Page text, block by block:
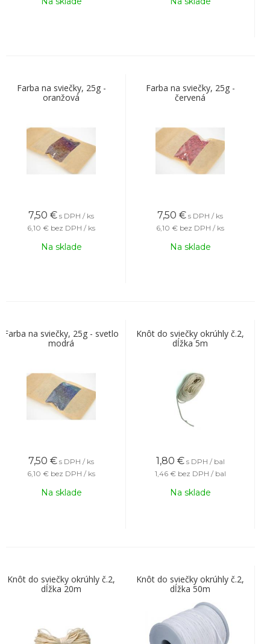
Farba na sviečky, 25g -
oranžová
7,50 € s DPH / ks
6,10 € bez DPH / ks
Na sklade
Farba na sviečky, 25g -
červená
7,50 € s DPH / ks
6,10 € bez DPH / ks
Na sklade
Farba na sviečky, 25g - svetlo
modrá
7,50 € s DPH / ks
6,10 € bez DPH / ks
Na sklade
Knôt do sviečky okrúhly č.2,
dĺžka 5m
1,80 € s DPH / bal
1,46 € bez DPH / bal
Na sklade
Knôt do sviečky okrúhly č.2,
dĺžka 20m
Knôt do sviečky okrúhly č.2,
dĺžka 50m